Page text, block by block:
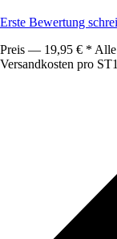
Erste Bewertung
Preis — 19,95 € * Alle
Versandkosten pro ST